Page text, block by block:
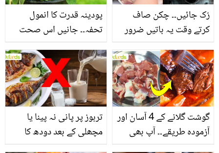
پودینہ قدرت کا انمول
تحفہ۔۔ جانیں اس صحت
انگیز طبی فوائد
رُک جائیں۔۔ چکن صاف
کرتے وقت یہ باتیں ضرور
تربوز پر پانی نہ پینا یا
مچھلی کے بعد دودھ کا
گوشت گلانے کے 4 آسان اور
آزمودہ طریقے۔۔ آپ بھی